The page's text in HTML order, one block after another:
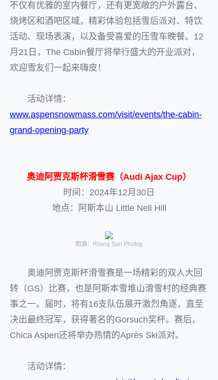
不仅有优雅的室内餐厅，还有更宽敞的户外露台、
烧烤区和酒吧区域，精彩体验包括雪后派对、特饮
活动、现场表演，以及备受喜爱的压雪车晚餐。12
月21日，The Cabin餐厅将举行盛大的开业派对，
欢迎雪友们一起来嗨皮！
活动详情：
www.aspensnowmass.com/visit/events/the-cabin-
grand-opening-party
奥迪阿贾克斯杯滑雪赛（Audi Ajax Cup）
时间：2024年12月30日
地点：阿斯本山 Little Nell Hill
图源：Rising Sun Photog
奥迪阿贾克斯杯滑雪赛是一场精彩的双人大回
转（GS）比赛，也是阿斯本雪堆山滑雪村的经典赛
事之一。届时，将有16支队伍展开激烈角逐，直至
决出最终冠军，获得著名的Gorsuch奖杯。赛后，
Chica Aspen还将举办热情的Après Ski派对。
活动详情：